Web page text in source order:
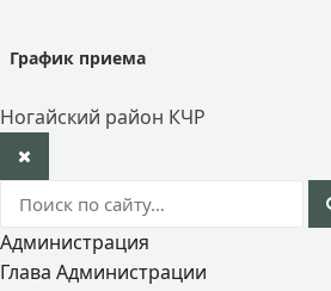
График приема
Ногайский район КЧР
Администрация
Глава Администрации